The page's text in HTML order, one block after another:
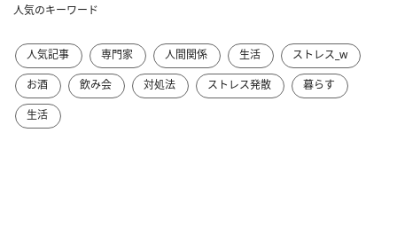
人気のキーワード
人気記事 専門家 人間関係 生活
ストレス_w
お酒
飲み会 対処法 ストレス発散
暮らす
生活